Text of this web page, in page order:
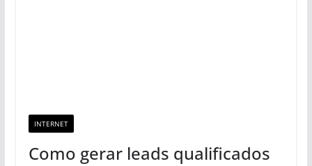
INTERNET
Como gerar leads qualificados